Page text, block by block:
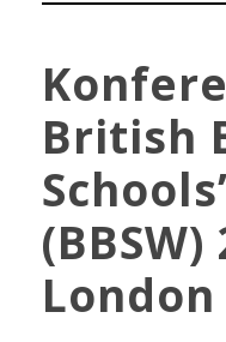
British
(BBSW)
London